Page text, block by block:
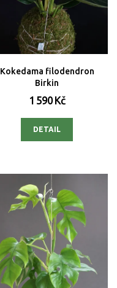
Kokedama filodendron
Birkin
1 590 Kč
DETAIL